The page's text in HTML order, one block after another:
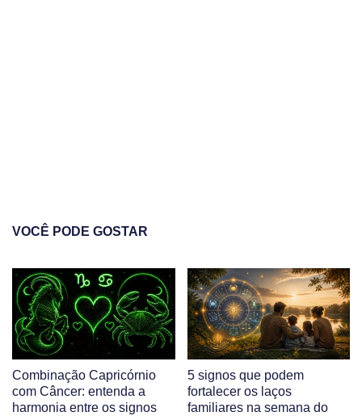
VOCÊ PODE GOSTAR
Combinação Capricórnio
com Câncer: entenda a
harmonia entre os signos
5 signos que podem
fortalecer os laços
familiares na semana do